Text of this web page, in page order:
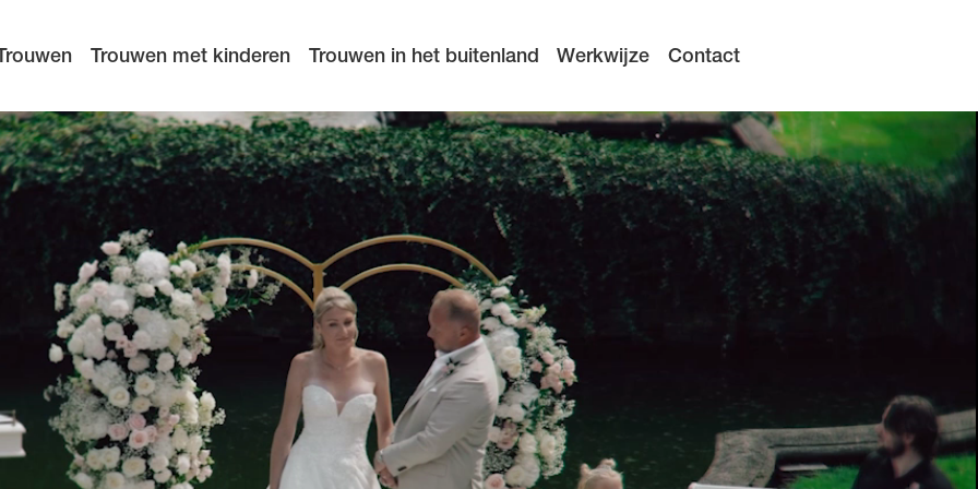
Trouwen met kinderen Trouwen in het buitenland Werkwijze Contact